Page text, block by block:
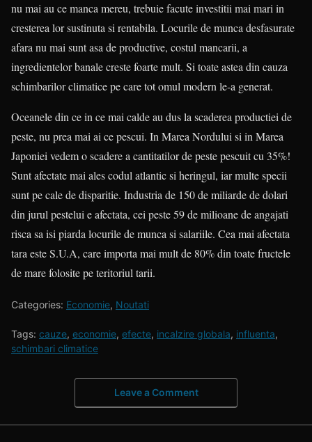
nu mai au ce manca mereu, trebuie facute investitii mai mari in
cresterea lor sustinuta si rentabila. Locurile de munca desfasurate
afara nu mai sunt asa de productive, costul mancarii, a
ingredientelor banale creste foarte mult. Si toate astea din cauza
schimbarilor climatice pe care tot omul modern le-a generat.
Oceanele din ce in ce mai calde au dus la scaderea productiei de
peste, nu prea mai ai ce pescui. In Marea Nordului si in Marea
Japoniei vedem o scadere a cantitatilor de peste pescuit cu 35%!
Sunt afectate mai ales codul atlantic si heringul, iar multe specii
sunt pe cale de disparitie. Industria de 150 de miliarde de dolari
din jurul pestelui e afectata, cei peste 59 de milioane de angajati
risca sa isi piarda locurile de munca si salariile. Cea mai afectata
tara este S.U.A, care importa mai mult de 80% din toate fructele
de mare folosite pe teritoriul tarii.
Categories: Economie, Noutati
Tags: cauze, economie, efecte, incalzire globala, influenta,
schimbari climatice
Leave a Comment